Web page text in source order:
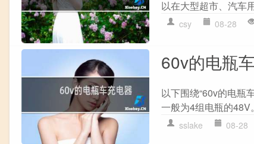
以在大型超市、汽车
csy 08-28
60v的电瓶
以下围绕“60v的电瓶
一般为4组电瓶的
sslake 08-28